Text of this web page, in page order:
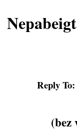
Reply To:
(bez